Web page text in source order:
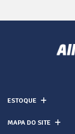
ESTOQUE
MAPA DO SITE